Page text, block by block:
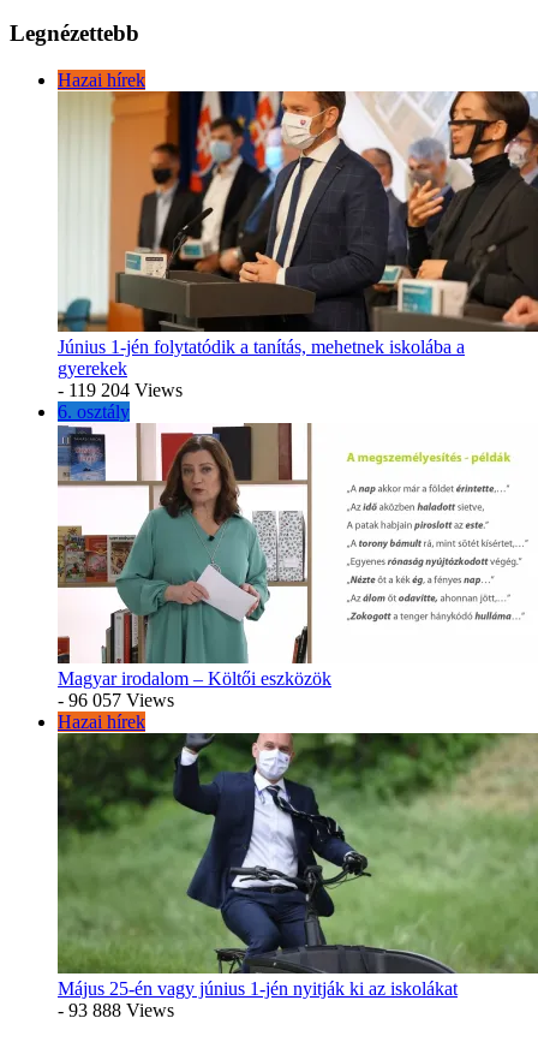
Legnézettebb
Hazai hírek
Június 1-jén folytatódik a tanítás, mehetnek iskolába a
gyerekek
- 119 204 Views
6. osztály
Magyar irodalom – Költői eszközök
- 96 057 Views
Hazai hírek
Május 25-én vagy június 1-jén nyitják ki az iskolákat
- 93 888 Views